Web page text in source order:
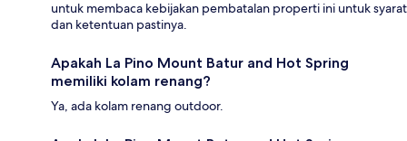
untuk membaca kebijakan pembatalan properti ini untuk syarat
dan ketentuan pastinya.
Apakah La Pino Mount Batur and Hot Spring
memiliki kolam renang?
Ya, ada kolam renang outdoor.